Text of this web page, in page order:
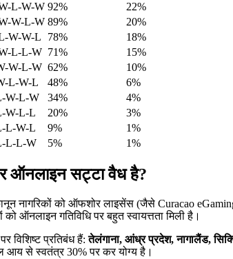
L-W-W 92%
22%
W-L-W 89%
20%
W-W-L 78%
18%
L-L-W 71%
15%
W-L-W 62%
10%
L-W-L 48%
6%
W-L-W 34%
4%
W-L-L 20%
3%
L-W-L 9%
1%
L-L-W 5% 1%
ऑनलाइन सट्टा वैध है?
नागरिकों को ऑफशोर लाइसेंस (जैसे Curacao
ऑनलाइन गतिविधि पर बहुत स्वायत्तता मिली है।
विशिष्ट प्रतिबंध हैं:तेलंगाना, आंध्र प्रदेश, नागालैंड,
आय से स्वतंत्र 30% पर कर योग्य है।